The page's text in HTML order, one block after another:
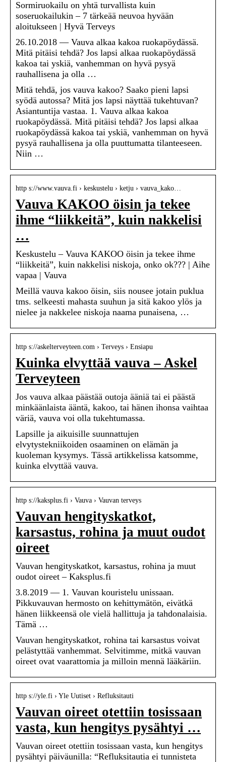
Sormiruokailu on yhtä turvallista kuin
soseruokailukin – 7 tärkeää neuvoa hyvään
aloitukseen | Hyvä Terveys
26.10.2018 — Vauva alkaa kakoa ruokapöydässä.
Mitä pitäisi tehdä? Jos lapsi alkaa ruokapöydässä
kakoa tai yskiä, vanhemman on hyvä pysyä
rauhallisena ja olla …
Mitä tehdä, jos vauva kakoo? Saako pieni lapsi
syödä autossa? Mitä jos lapsi näyttää tukehtuvan?
Asiantuntija vastaa. 1. Vauva alkaa kakoa
ruokapöydässä. Mitä pitäisi tehdä? Jos lapsi alkaa
ruokapöydässä kakoa tai yskiä, vanhemman on hyvä
pysyä rauhallisena ja olla puuttumatta tilanteeseen.
Niin …
http s://www.vauva.fi › keskustelu › ketju › vauva_kako…
Vauva KAKOO öisin ja tekee
ihme “liikkeitä”, kuin nakkelisi
…
Keskustelu – Vauva KAKOO öisin ja tekee ihme
“liikkeitä”, kuin nakkelisi niskoja, onko ok??? | Aihe
vapaa | Vauva
Meillä vauva kakoo öisin, siis nousee jotain puklua
tms. selkeesti mahasta suuhun ja sitä kakoo ylös ja
nielee ja nakkelee niskoja naama punaisena, …
http s://askelterveyteen.com › Terveys › Ensiapu
Kuinka elvyttää vauva – Askel
Terveyteen
Jos vauva alkaa päästää outoja ääniä tai ei päästä
minkäänlaista ääntä, kakoo, tai hänen ihonsa vaihtaa
väriä, vauva voi olla tukehtumassa.
Lapsille ja aikuisille suunnattujen
elvytystekniikoiden osaaminen on elämän ja
kuoleman kysymys. Tässä artikkelissa katsomme,
kuinka elvyttää vauva.
http s://kaksplus.fi › Vauva › Vauvan terveys
Vauvan hengityskatkot,
karsastus, rohina ja muut oudot
oireet
Vauvan hengityskatkot, karsastus, rohina ja muut
oudot oireet – Kaksplus.fi
3.8.2019 — 1. Vauvan kouristelu unissaan.
Pikkuvauvan hermosto on kehittymätön, eivätkä
hänen liikkeensä ole vielä hallittuja ja tahdonalaisia.
Tämä …
Vauvan hengityskatkot, rohina tai karsastus voivat
pelästyttää vanhemmat. Selvitimme, mitkä vauvan
oireet ovat vaarattomia ja milloin mennä lääkäriin.
http s://yle.fi › Yle Uutiset › Refluksitauti
Vauvan oireet otettiin tosissaan
vasta, kun hengitys pysähtyi …
Vauvan oireet otettiin tosissaan vasta, kun hengitys
pysähtyi päiväunilla: “Refluksitautia ei tunnisteta